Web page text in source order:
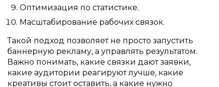
Оптимизация по статистике.
Масштабирование рабочих связок.
Такой подход позволяет не просто запустить
баннерную рекламу, а управлять результатом.
Важно понимать, какие связки дают заявки,
какие аудитории реагируют лучше, какие
креативы стоит оставить, а какие нужно